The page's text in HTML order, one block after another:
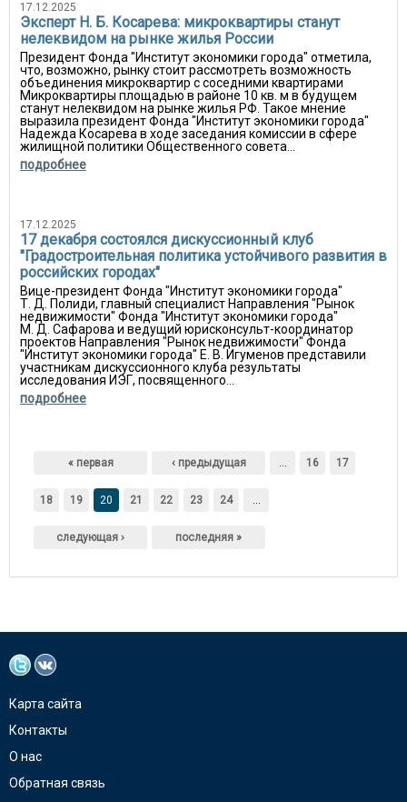
17.12.2025
Эксперт Н. Б. Косарева: микроквартиры станут
нелеквидом на рынке жилья России
Президент Фонда "Институт экономики города" отметила,
что, возможно, рынку стоит рассмотреть возможность
объединения микроквартир с соседними квартирами
Микроквартиры площадью в районе 10 кв. м в будущем
станут нелеквидом на рынке жилья РФ. Такое мнение
выразила президент Фонда "Институт экономики города"
Надежда Косарева в ходе заседания комиссии в сфере
жилищной политики Общественного совета...
подробнее
17.12.2025
17 декабря состоялся дискуссионный клуб
"Градостроительная политика устойчивого развития в
российских городах"
Вице-президент Фонда "Институт экономики города"
Т. Д. Полиди, главный специалист Направления "Рынок
недвижимости" Фонда "Институт экономики города"
М. Д. Сафарова и ведущий юрисконсульт-координатор
проектов Направления "Рынок недвижимости" Фонда
"Институт экономики города" Е. В. Игуменов представили
участникам дискуссионного клуба результаты
исследования ИЭГ, посвященного...
подробнее
Страницы
« первая ‹ предыдущая … 16 17
18 19 20 21 22 23 24 …
следующая › последняя »
Карта сайта
Контакты
О нас
Обратная связь